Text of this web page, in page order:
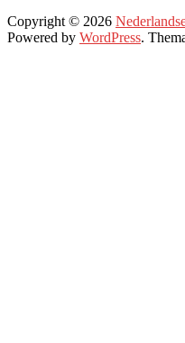
Copyright © 2026
Powered by WordPress.